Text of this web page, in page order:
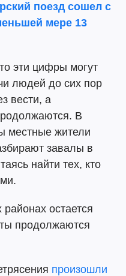
поезд сошел с
мере 13
эти цифры могут
людей до сих пор
вести, а
В
местные жители
завалы в
найти тех, кто
остается
продолжаются
произошли